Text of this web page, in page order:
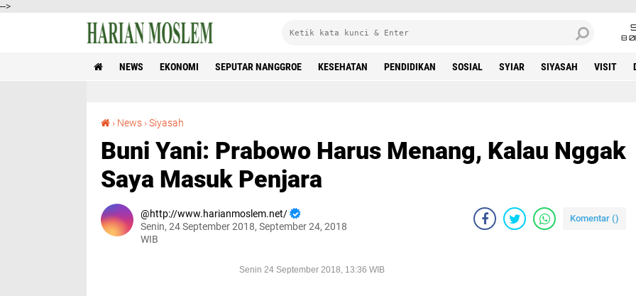
-->
8
NEWS EKONOMI SEPUTAR NANGGROE KESEHATAN PENDIDIKAN SOSIAL SYIAR SIYASAH VISIT
› News ›Siyasah
Buni Yani: Prabowo Harus Menang, Kalau Nggak
Saya Masuk Penjara
http://www.harianmoslem.net/
Senin, 24 September 2018, September 24, 2018
WIB
Komentar ()
Senin 24 September 2018, 13:36 WIB